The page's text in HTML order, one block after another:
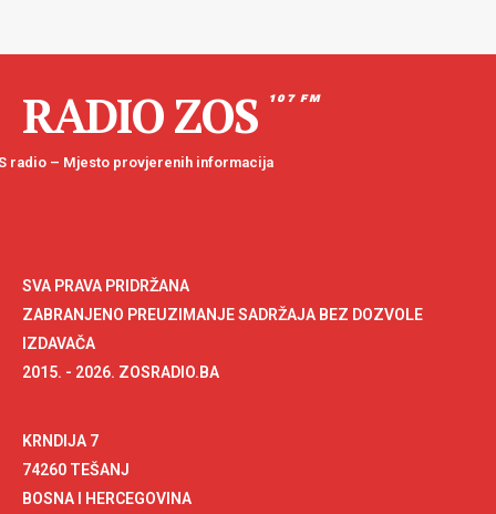
RADIO ZOS 107 FM
radio – Mjesto provjerenih informacija
SVA PRAVA PRIDRŽANA
ZABRANJENO PREUZIMANJE SADRŽAJA BEZ DOZVOLE
IZDAVAČA
2015. - 2026. ZOSRADIO.BA
KRNDIJA 7
74260 TEŠANJ
BOSNA I HERCEGOVINA